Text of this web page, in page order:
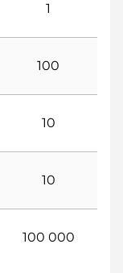
1
100
10
10
100 000